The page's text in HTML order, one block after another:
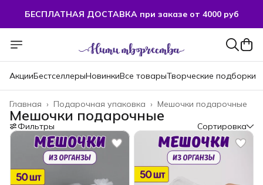
БЕСПЛАТНАЯ ДОСТАВКА при заказе от 4000 руб
АкцииБестселлерыНовинкиВсе товарыТворческие подборки
Мешочки подарочные
Подарочная упаковка ›
Главная ›
Мешочки подарочные
Фильтры Сортировка